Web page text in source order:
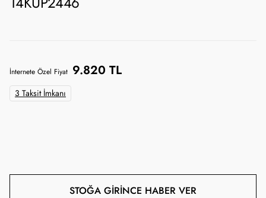
İnternete Özel Fiyat 9.820 TL
3 Taksit İmkanı
STOĞA GIRINCE HABER VER